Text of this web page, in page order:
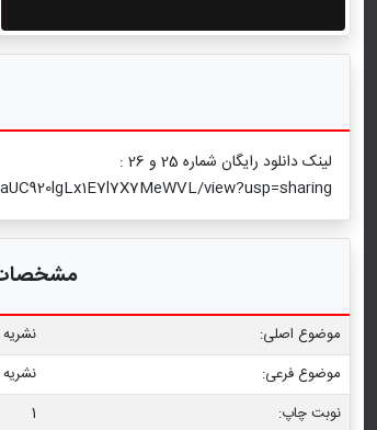
لینک دانلود رایگان شماره 25 و 26 :
view?usp=sharing
موضوع اصلی:
موضوع فرعی:
نوبت چاپ:
1